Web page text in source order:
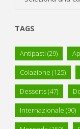
TAGS
Antipasti (29)
Colazione (125)
Desserts(47)
Internazionale (90)